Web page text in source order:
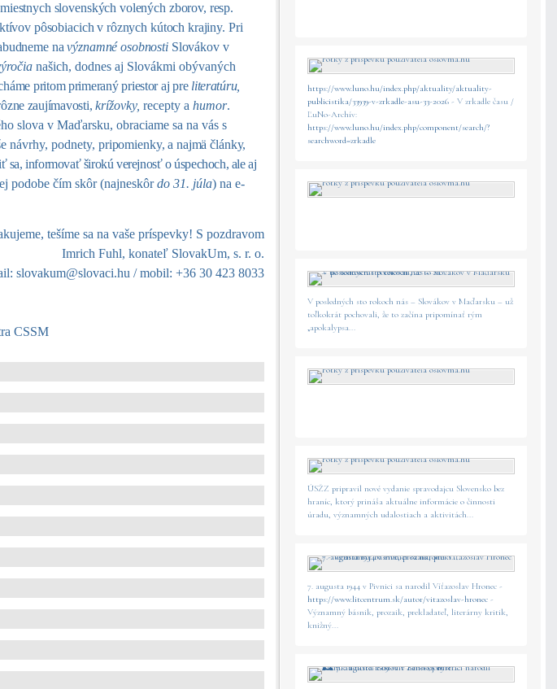
slovenských volených zborov, resp.
pôsobiacich v rôznych kútoch krajiny. Pri
navýznamné osobnostiSlovákovv
našich, dodnes aj Slovákmi obývaných
pritom primeraný priestor aj pre literatúru,
zaujímavosti, krížovky, recepty ahumor.
slova v Maďarsku, obraciame sa na vás s
návrhy, podnety, pripomienky, a najmä články,
informovať širokú verejnosť o úspechoch, ale aj
podobe čím skôr (najneskôrdo 31. júla) na e-
tešíme sa na vaše príspevky! S pozdravom
Imrich Fuhl, konateľ SlovakUm, s. r. o.
slovakum@slovaci.hu / mobil: +36 30 423 8033
CSSM
https://www.luno.hu/index.php/aktuality/aktuality-
publicistika/33939-v-zrkadle-asu-33-2026 - V zrkadle času /
ĽuNo-Archív:
https://www.luno.hu/index.php/component/search/?
searchword=zrkadle
V posledných sto rokoch nás – Slovákov v Maďarsku – už
toľkokrát pochovali, že to začína pripomínať rým
„apokalypsa...
ÚSŽZ pripravil nové vydanie spravodajcu Slovensko bez
hraníc, ktorý prináša aktuálne informácie o činnosti
úradu, významných udalostiach a aktivitách...
7. augusta 1944 v Pivnici sa narodil Víťazoslav Hronec -
https://www.litcentrum.sk/autor/vitazoslav-hronec -
Významný básnik, prozaik, prekladateľ, literárny kritik,
knižný...